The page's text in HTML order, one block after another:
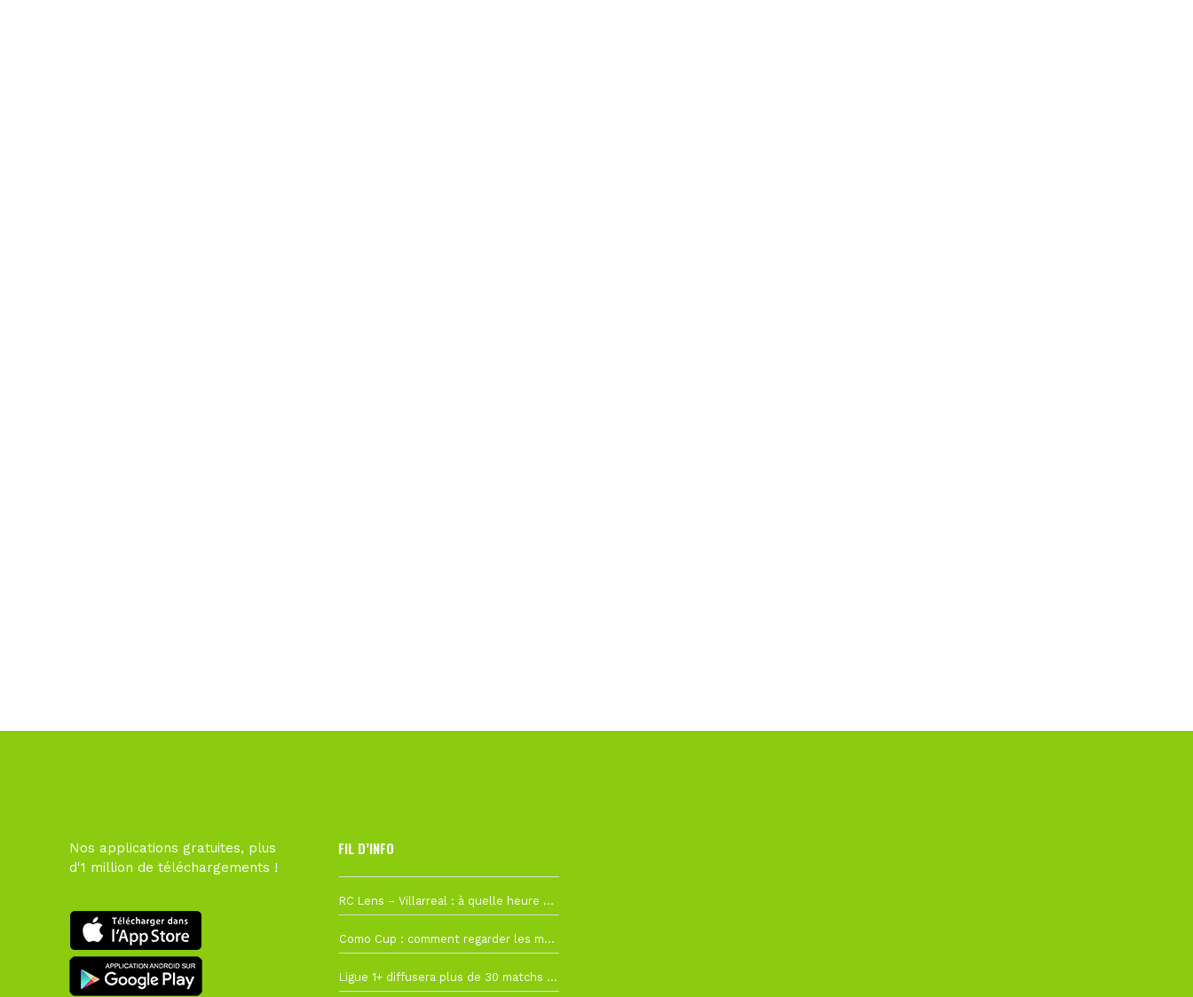
Nos applications gratuites, plus
d'1 million de téléchargements !
FIL D’INFO
RC Lens – Villarreal : à quelle heure et sur quelle chaîne voir la finale de la Como Cup ?
Como Cup : comment regarder les matchs du RC Lens en direct ?
Ligue 1+ diffusera plus de 30 matchs amicaux avant la reprise de la Ligue 1